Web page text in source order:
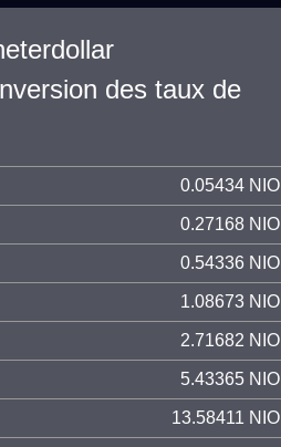
des taux de
0.05434 NIO
0.27168 NIO
0.54336 NIO
1.08673 NIO
2.71682 NIO
5.43365 NIO
13.58411 NIO